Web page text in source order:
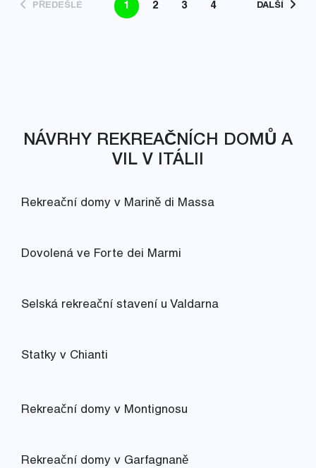
PŘEDEŠLÉ 1 2 3 4 DALŠÍ
NÁVRHY REKREAČNÍCH DOMŮ A
VIL V ITÁLII
Rekreační domy v Marině di Massa
Dovolená ve Forte dei Marmi
Selská rekreační stavení u Valdarna
Statky v Chianti
Rekreační domy v Montignosu
Rekreační domy v Garfagnaně